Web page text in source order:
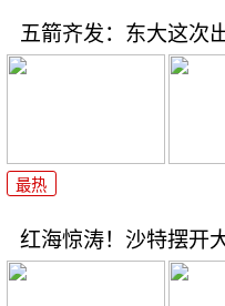
五箭齐发：东大这次
最热
红海惊涛！沙特摆开